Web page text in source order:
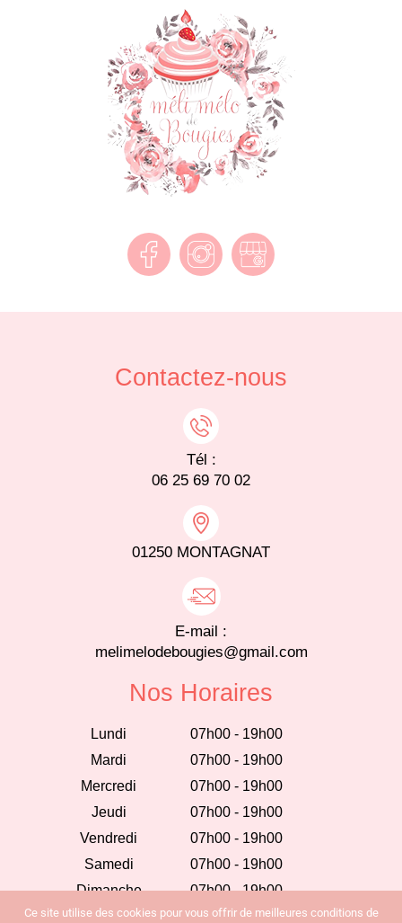
Contactez-nous
Tél :
06 25 69 70 02
01250 MONTAGNAT
E-mail :
melimelodebougies@gmail.com
Nos Horaires
Lundi
Mardi
Mercredi
Jeudi
Vendredi
Samedi
Dimanche
07h00 - 19h00
07h00 - 19h00
07h00 - 19h00
07h00 - 19h00
07h00 - 19h00
07h00 - 19h00
07h00 - 19h00
Ce site utilise des cookies pour vous offrir de meilleures conditions de